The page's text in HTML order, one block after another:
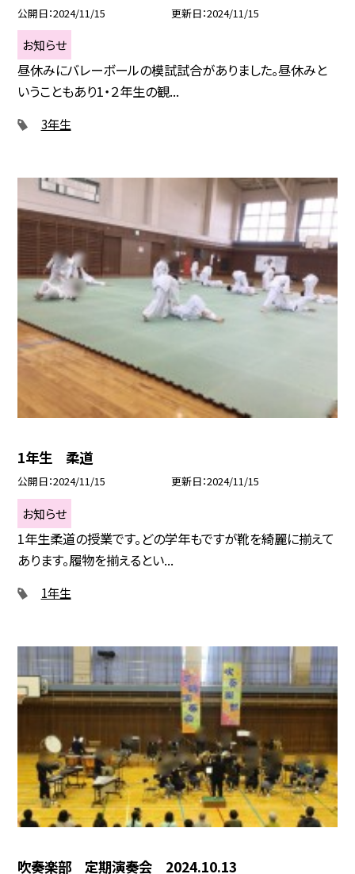
公開日 2024/11/15 更新日 2024/11/15
お知らせ
昼休みにバレーボールの模試試合がありました。昼休みと
いうこともあり1・２年生の観...
3年生
1年生 柔道
公開日 2024/11/15 更新日 2024/11/15
お知らせ
1年生柔道の授業です。どの学年もですが靴を綺麗に揃えて
あります。履物を揃えるとい...
1年生
吹奏楽部 定期演奏会 2024.10.13